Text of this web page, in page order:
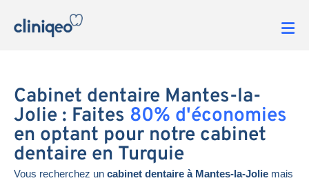
Cabinet dentaire Mantes-la-
Jolie : Faites 80% d'économies
en optant pour notre cabinet
dentaire en Turquie
Vous recherchez un cabinet dentaire à Mantes-la-Jolie mais